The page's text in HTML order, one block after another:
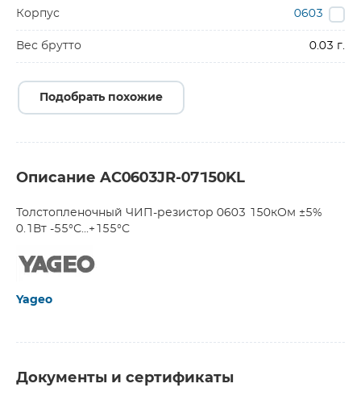
Корпус 0603
Вес брутто 0.03 г.
Подобрать похожие
Описание AC0603JR-07150KL
Толстопленочный ЧИП-резистор 0603 150кОм ±5%
0.1Вт -55°С...+155°С
Yageo
Документы и сертификаты